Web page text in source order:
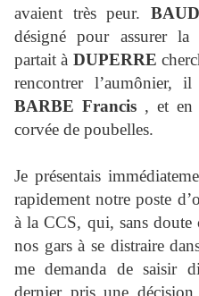
avaient très peur.
désigné pour assurer
partait à DUPERRE
rencontrer l’aumônier,
BARBE Francis , et en
corvée de poubelles.
Je présentais
rapidement notre poste
à la CCS, qui, sans doute
nos gars à se distraire
me demanda de saisir
dernier pris une